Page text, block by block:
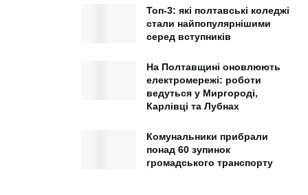
Топ-3: які полтавські коледжі
стали найпопулярнішими
серед вступників
На Полтавщині оновлюють
електромережі: роботи
ведуться у Миргороді,
Карлівці та Лубнах
Комунальники прибрали
понад 60 зупинок
громадського транспорту